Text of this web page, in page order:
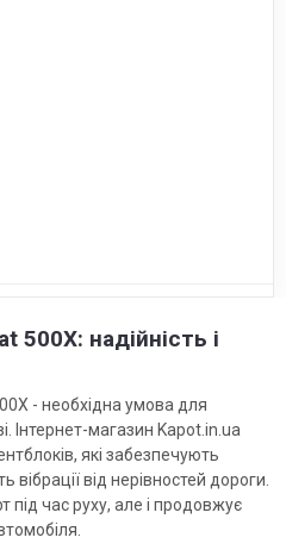
надійність і
- необхідна умова для
Інтернет-магазин Kapot.in.ua
які забезпечують
вібрації від нерівностей дороги.
під час руху, але і продовжує